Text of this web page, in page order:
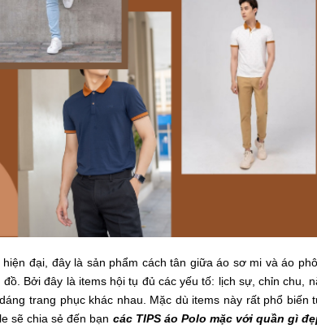
đại, đây là sản phẩm cách tân giữa áo sơ mi và áo
Bởi đây là items hội tụ đủ các yếu tố: lịch sự, chỉn chu,
trang phục khác nhau. Mặc dù items này rất phổ biến
sẽ chia sẻ đến bạn các TIPS áo Polo mặc với quần gì